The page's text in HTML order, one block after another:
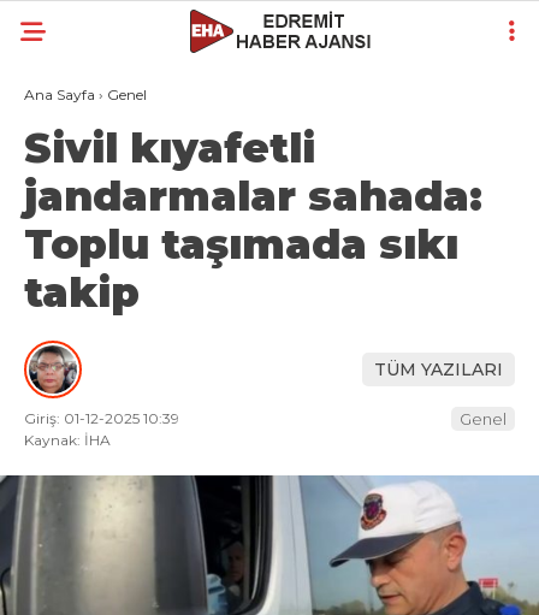
Ana Sayfa › Genel
Sivil kıyafetli
jandarmalar sahada:
Toplu taşımada sıkı
takip
TÜM YAZILARI
Giriş: 01-12-2025 10:39
Kaynak: İHA
Genel